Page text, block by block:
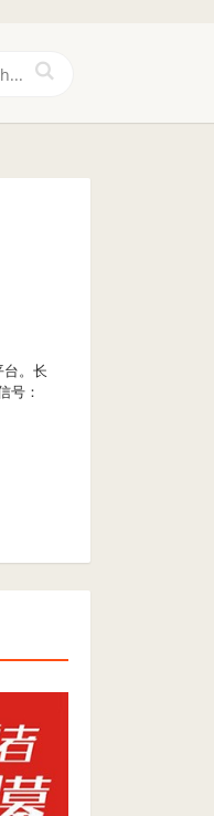
。长
号：